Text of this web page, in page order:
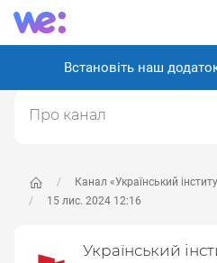
Встановіть наш
Канал «Український
15 лис. 2024 12:16
Український
Про канал
Створено: 22 травня 2025